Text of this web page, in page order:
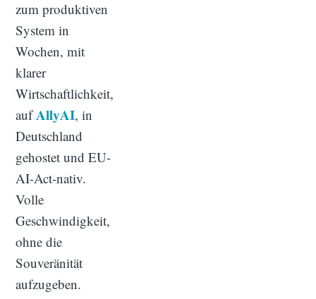
zum produktiven
System in
Wochen, mit
klarer
Wirtschaftlichkeit,
aufAllyAI, in
Deutschland
gehostet und EU-
AI-Act-nativ.
Volle
Geschwindigkeit,
ohne die
Souveränität
aufzugeben.